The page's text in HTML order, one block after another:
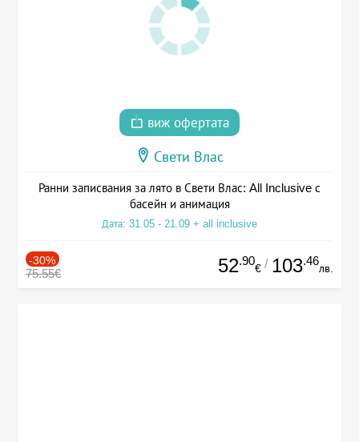
виж офертата
Свети Влас
Ранни записвания за лято в Свети Влас: All Inclusive с
басейн и анимация
Дата: 31.05 - 21.09 + all inclusive
-30%
75.55€ 52.90
€ / 103.46
лв.